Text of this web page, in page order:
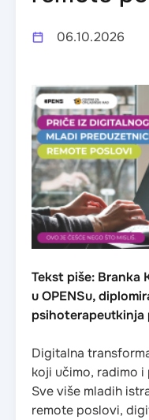
06.10.2026
Tekst piše: Branka
u OPENSu,
psihoterapeutkinja
Digitalna
koji učimo, radimo
Sve više mladih
remote poslovi,